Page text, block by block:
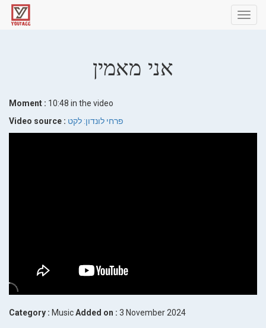
אני מאמין
Moment : 10:48 in the video
Video source : פרחי לונדון: לקט
Category : MusicAdded on : 3 November 2024